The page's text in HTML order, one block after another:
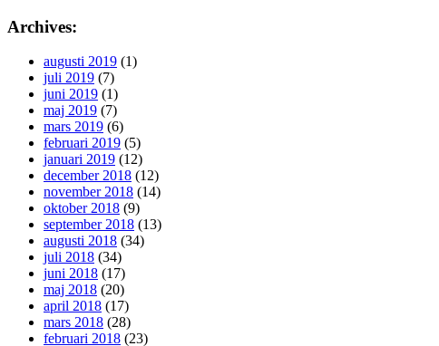
Archives:
augusti 2019 (1)
juli 2019 (7)
juni 2019 (1)
maj 2019 (7)
mars 2019 (6)
februari 2019 (5)
januari 2019 (12)
december 2018 (12)
november 2018 (14)
oktober 2018 (9)
september 2018 (13)
augusti 2018 (34)
juli 2018 (34)
juni 2018 (17)
maj 2018 (20)
april 2018 (17)
mars 2018 (28)
februari 2018 (23)